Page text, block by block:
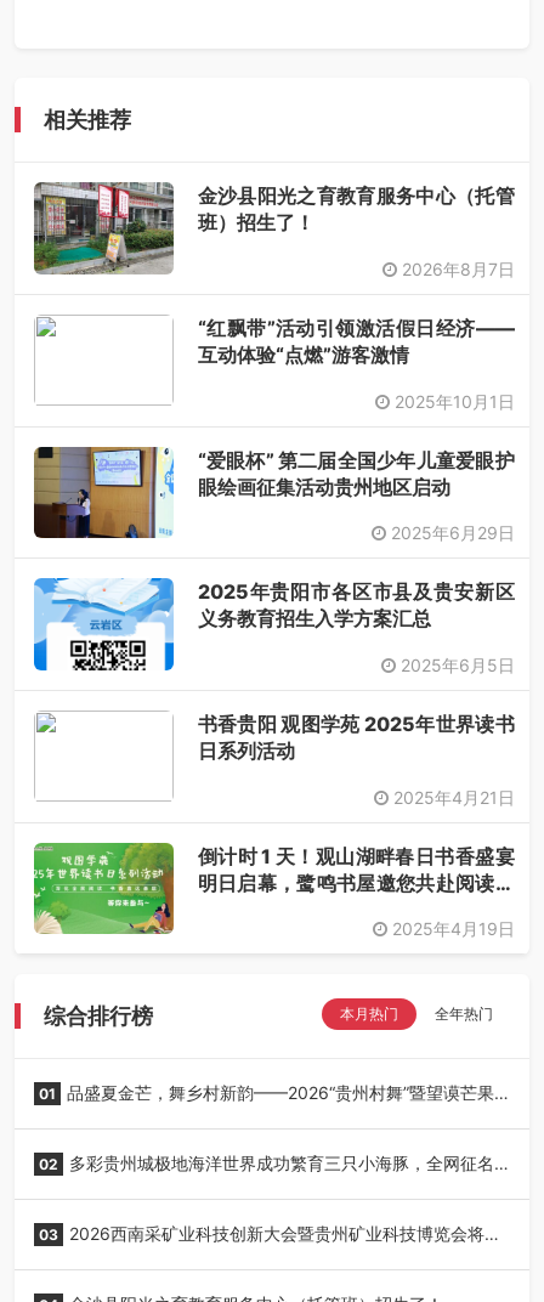
相关推荐
金沙县阳光之育教育服务中心（托管
班）招生了！
2026年8月7日
“红飘带”活动引领激活假日经济——
互动体验“点燃”游客激情
2025年10月1日
“爱眼杯” 第二届全国少年儿童爱眼护
眼绘画征集活动贵州地区启动
2025年6月29日
2025年贵阳市各区市县及贵安新区
义务教育招生入学方案汇总
2025年6月5日
书香贵阳 观图学苑 2025年世界读书
日系列活动
2025年4月21日
倒计时 1 天！观山湖畔春日书香盛宴
明日启幕，鹭鸣书屋邀您共赴阅读之
2025年4月19日
综合排行榜 本月热门 全年热门
01 品盛夏金芒，舞乡村新韵——2026“贵州村舞”暨望谟芒果
02 多彩贵州城极地海洋世界成功繁育三只小海豚，全网征名
03 2026西南采矿业科技创新大会暨贵州矿业科技博览会将在